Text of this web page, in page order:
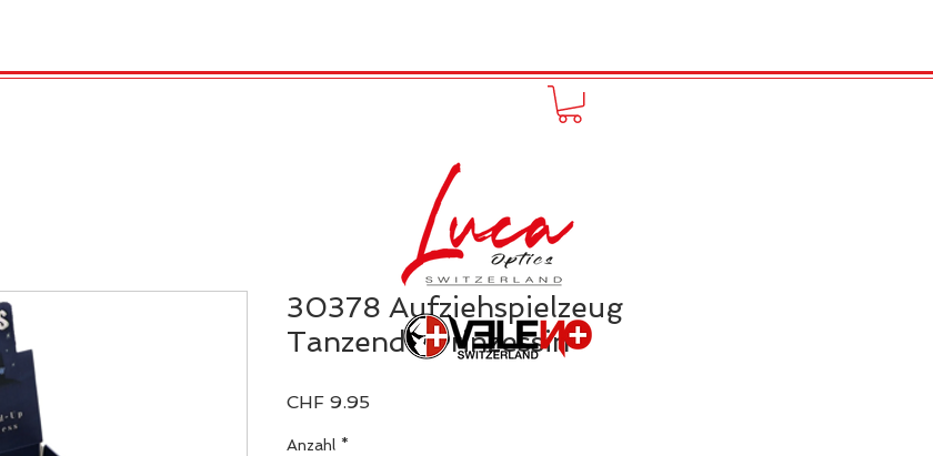
30378 Aufziehspielzeug
Tanzende Prinzessin
CHF 9.95
Anzahl *